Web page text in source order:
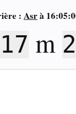
:Asrà
17 m